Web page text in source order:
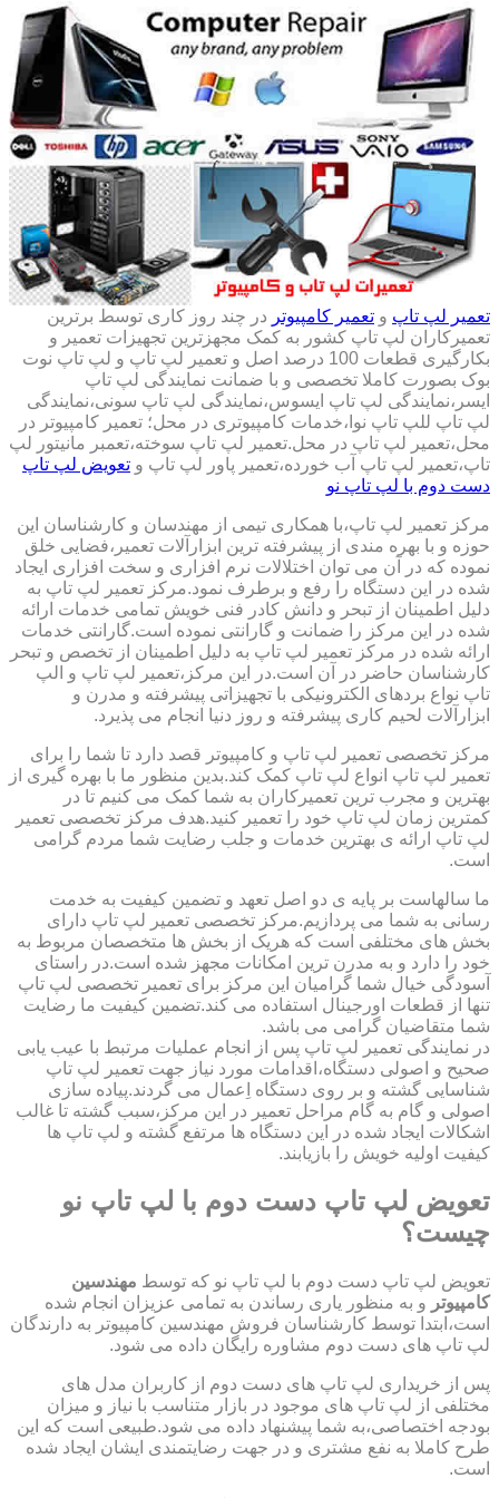
تعمیر لپ تاپ و تعمیر کامپیوتر در چند روز کاری توسط برترین
تعمیرکاران لپ تاپ کشور به کمک مجهزترین تجهیزات تعمیر و
بکارگیری قطعات 100 درصد اصل و تعمیر لپ تاپ و لپ تاپ نوت
بوک بصورت کاملا تخصصی و با ضمانت نمایندگی لپ تاپ
ایسر،نمایندگی لپ تاپ ایسوس،نمایندگی لپ تاپ سونی،نمایندگی
لپ تاپ للپ تاپ نوا،خدمات کامپیوتری در محل؛ تعمیر کامپیوتر در
محل،تعمیر لپ تاپ در محل.تعمیر لپ تاپ سوخته،تعمبر مانیتور لپ
تاپ،تعمیر لپ تاپ آب خورده،تعمیر پاور لپ تاپ و تعویض لپ تاپ
دست دوم با لپ تاپ نو
مرکز تعمیر لپ تاپ،با همکاری تیمی از مهندسان و کارشناسان این
حوزه و با بهره مندی از پیشرفته ترین ابزارآلات تعمیر،فضایی خلق
نموده که در آن می توان اختلالات نرم افزاری و سخت افزاری ایجاد
شده در این دستگاه را رفع و برطرف نمود.مرکز تعمیر لپ تاپ به
دلیل اطمینان از تبحر و دانش کادر فنی خویش تمامی خدمات ارائه
شده در این مرکز را ضمانت و گارانتی نموده است.گارانتی خدمات
ارائه شده در مرکز تعمیر لپ تاپ به دلیل اطمینان از تخصص و تبحر
کارشناسان حاضر در آن است.در این مرکز،تعمیر لپ تاپ و الپ
تاپ نواع بردهای الکترونیکی با تجهیزاتی پیشرفته و مدرن و
ابزارآلات لحیم کاری پیشرفته و روز دنیا انجام می پذیرد.
مرکز تخصصی تعمیر لپ تاپ و کامپیوتر قصد دارد تا شما را برای
تعمیر لپ تاپ انواع لپ تاپ کمک کند.بدین منظور ما با بهره گیری از
بهترین و مجرب ترین تعمیرکاران به شما کمک می کنیم تا در
کمترین زمان لپ تاپ خود را تعمیر کنید.هدف مرکز تخصصی تعمیر
لپ تاپ ارائه ی بهترین خدمات و جلب رضایت شما مردم گرامی
است.
ما سالهاست بر پایه ی دو اصل تعهد و تضمین کیفیت به خدمت
رسانی به شما می پردازیم.مرکز تخصصی تعمیر لپ تاپ دارای
بخش های مختلفی است که هریک از بخش ها متخصصان مربوط به
خود را دارد و به مدرن ترین امکانات مجهز شده است.در راستای
آسودگی خیال شما گرامیان این مرکز برای تعمیر تخصصی لپ تاپ
تنها از قطعات اورجینال استفاده می کند.تضمین کیفیت ما رضایت
شما متقاضیان گرامی می باشد.
در نمایندگی تعمیر لپ تاپ پس از انجام عملیات مرتبط با عیب یابی
صحیح و اصولی دستگاه،اقدامات مورد نیاز جهت تعمیر لپ تاپ
شناسایی گشته و بر روی دستگاه اِعمال می گردند.پیاده سازی
اصولی و گام به گام مراحل تعمیر در این مرکز،سبب گشته تا غالب
اشکالات ایجاد شده در این دستگاه ها مرتفع گشته و لپ تاپ ها
کیفیت اولیه خویش را بازیابند.
تعویض لپ تاپ دست دوم با لپ تاپ نو
چیست؟
تعویض لپ تاپ دست دوم با لپ تاپ نو که توسط مهندسین
کامپیوتر و به منظور یاری رساندن به تمامی عزیزان انجام شده
است،ابتدا توسط کارشناسان فروش مهندسین کامپیوتر به دارندگان
لپ تاپ های دست دوم مشاوره رایگان داده می شود.
پس از خریداری لپ تاپ های دست دوم از کاربران مدل های
مختلفی از لپ تاپ های موجود در بازار متناسب با نیاز و میزان
بودجه اختصاصی،به شما پیشنهاد داده می شود.طبیعی است که این
طرح کاملا به نفع مشتری و در جهت رضایتمندی ایشان ایجاد شده
است.